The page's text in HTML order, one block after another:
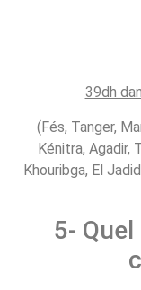
39dh
(Fés, Tanger,
Kénitra, Agadir,
Khouribga, El
5-